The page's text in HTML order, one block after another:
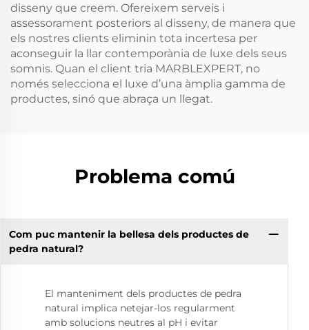
disseny que creem. Ofereixem serveis i
assessorament posteriors al disseny, de manera que
els nostres clients eliminin tota incertesa per
aconseguir la llar contemporània de luxe dels seus
somnis. Quan el client tria MARBLEXPERT, no
només selecciona el luxe d’una àmplia gamma de
productes, sinó que abraça un llegat.
Problema comú
Com puc mantenir la bellesa dels productes de
pedra natural?
El manteniment dels productes de pedra
natural implica netejar-los regularment
amb solucions neutres al pH i evitar